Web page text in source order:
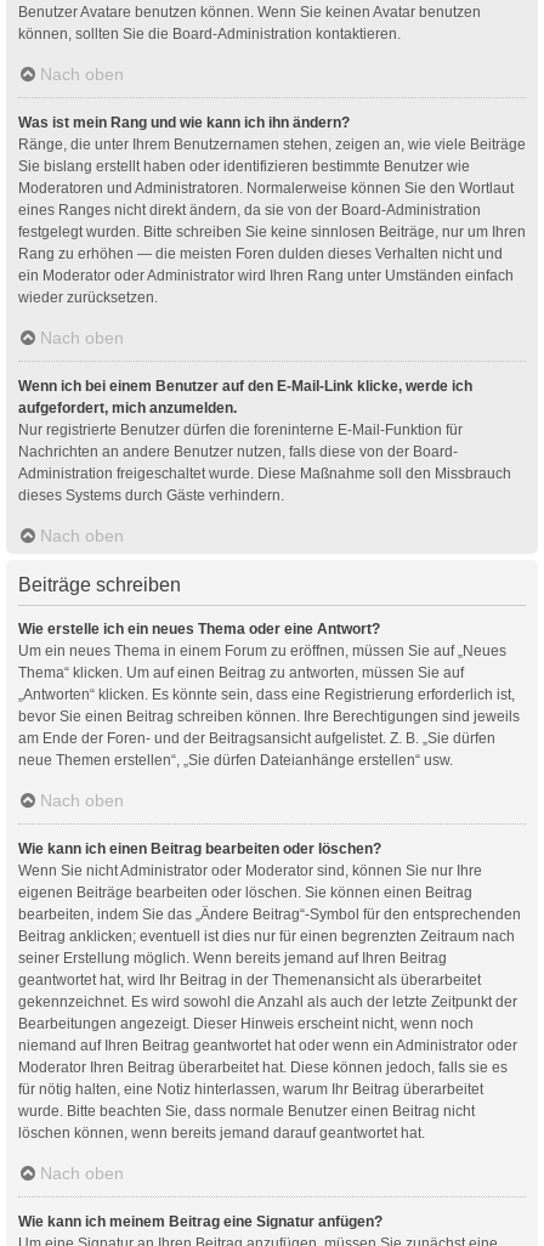
Benutzer Avatare benutzen können. Wenn Sie keinen Avatar benutzen
können, sollten Sie die Board-Administration kontaktieren.
Nach oben
Was ist mein Rang und wie kann ich ihn ändern?
Ränge, die unter Ihrem Benutzernamen stehen, zeigen an, wie viele Beiträge
Sie bislang erstellt haben oder identifizieren bestimmte Benutzer wie
Moderatoren und Administratoren. Normalerweise können Sie den Wortlaut
eines Ranges nicht direkt ändern, da sie von der Board-Administration
festgelegt wurden. Bitte schreiben Sie keine sinnlosen Beiträge, nur um Ihren
Rang zu erhöhen — die meisten Foren dulden dieses Verhalten nicht und
ein Moderator oder Administrator wird Ihren Rang unter Umständen einfach
wieder zurücksetzen.
Nach oben
Wenn ich bei einem Benutzer auf den E-Mail-Link klicke, werde ich
aufgefordert, mich anzumelden.
Nur registrierte Benutzer dürfen die foreninterne E-Mail-Funktion für
Nachrichten an andere Benutzer nutzen, falls diese von der Board-
Administration freigeschaltet wurde. Diese Maßnahme soll den Missbrauch
dieses Systems durch Gäste verhindern.
Nach oben
Beiträge schreiben
Wie erstelle ich ein neues Thema oder eine Antwort?
Um ein neues Thema in einem Forum zu eröffnen, müssen Sie auf „Neues
Thema“ klicken. Um auf einen Beitrag zu antworten, müssen Sie auf
„Antworten“ klicken. Es könnte sein, dass eine Registrierung erforderlich ist,
bevor Sie einen Beitrag schreiben können. Ihre Berechtigungen sind jeweils
am Ende der Foren- und der Beitragsansicht aufgelistet. Z. B. „Sie dürfen
neue Themen erstellen“, „Sie dürfen Dateianhänge erstellen“ usw.
Nach oben
Wie kann ich einen Beitrag bearbeiten oder löschen?
Wenn Sie nicht Administrator oder Moderator sind, können Sie nur Ihre
eigenen Beiträge bearbeiten oder löschen. Sie können einen Beitrag
bearbeiten, indem Sie das „Ändere Beitrag“-Symbol für den entsprechenden
Beitrag anklicken; eventuell ist dies nur für einen begrenzten Zeitraum nach
seiner Erstellung möglich. Wenn bereits jemand auf Ihren Beitrag
geantwortet hat, wird Ihr Beitrag in der Themenansicht als überarbeitet
gekennzeichnet. Es wird sowohl die Anzahl als auch der letzte Zeitpunkt der
Bearbeitungen angezeigt. Dieser Hinweis erscheint nicht, wenn noch
niemand auf Ihren Beitrag geantwortet hat oder wenn ein Administrator oder
Moderator Ihren Beitrag überarbeitet hat. Diese können jedoch, falls sie es
für nötig halten, eine Notiz hinterlassen, warum Ihr Beitrag überarbeitet
wurde. Bitte beachten Sie, dass normale Benutzer einen Beitrag nicht
löschen können, wenn bereits jemand darauf geantwortet hat.
Nach oben
Wie kann ich meinem Beitrag eine Signatur anfügen?